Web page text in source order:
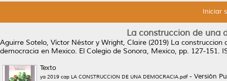
Iniciar
La construccion de una
Aguirre Sotelo, Víctor Néstor y Wright, Claire (2019) La construccion
democracia en Mexico. El Colegio de Sonora, Mexico, pp. 127-151.
Texto
ya 2019 cap LA CONSTRUCCION DE UNA DEMOCRACIA.pdf- Versión